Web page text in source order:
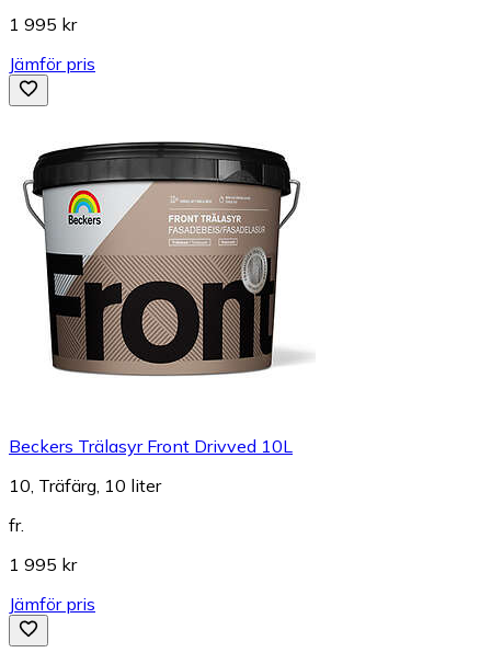
1 995 kr
Jämför pris
Beckers Trälasyr Front Drivved 10L
10, Träfärg, 10 liter
fr.
1 995 kr
Jämför pris